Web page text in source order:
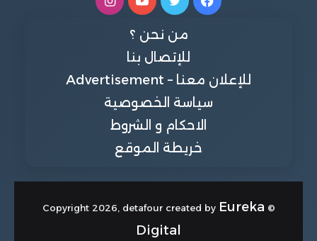
من نحن ؟
للإتصال بنا
للإعلان معنا – Advertisement
سياسة الخصوصية
الاحكام و الشروط
خريطة الموقع
© Copyright 2026, detafour created by
Eureka
Digital